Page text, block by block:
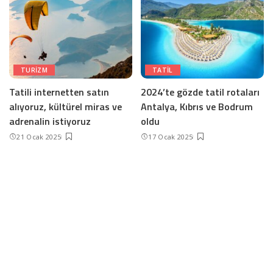
TURIZM
Tatili internetten satın
alıyoruz, kültürel miras ve
adrenalin istiyoruz
21 Ocak 2025
TATIL
2024’te gözde tatil rotaları
Antalya, Kıbrıs ve Bodrum
oldu
17 Ocak 2025